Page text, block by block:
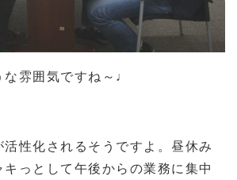
雰囲気ですね～♩
性化されるそうですよ。昼休み
っとして午後からの業務に集中